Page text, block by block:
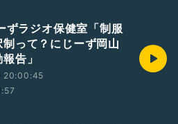
ずラジオ保健室「制服
って？にじーず岡山
告」